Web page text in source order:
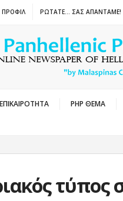
ΠΡΟΦΙΛ ΡΩΤΑΤΕ… ΣΑΣ ΑΠΑΝΤΑΜΕ!
ΕΠΙΚΑΙΡΟΤΗΤΑ PHP ΘΕΜΑ
τύπος